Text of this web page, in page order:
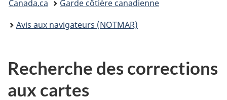
êtes
Canada.ca
Garde côtière canadienne
Avis aux navigateurs (NOTMAR)
Recherche des corrections
aux cartes